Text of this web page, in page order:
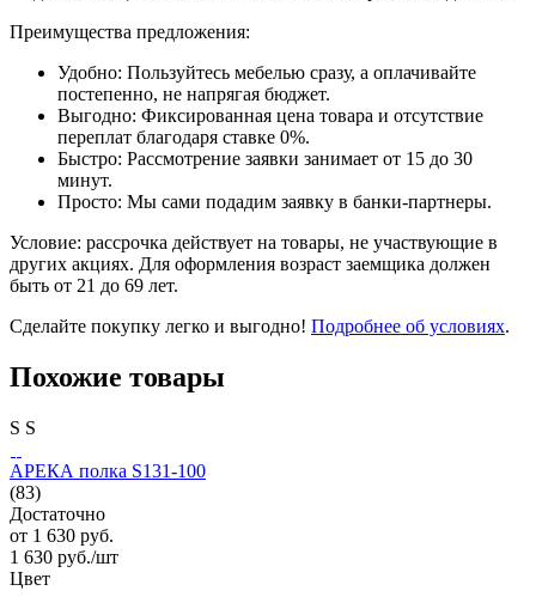
Преимущества предложения:
Удобно: Пользуйтесь мебелью сразу, а оплачивайте
постепенно, не напрягая бюджет.
Выгодно: Фиксированная цена товара и отсутствие
переплат благодаря ставке 0%.
Быстро: Рассмотрение заявки занимает от 15 до 30
минут.
Просто: Мы сами подадим заявку в банки-партнеры.
Условие: рассрочка действует на товары, не участвующие в
других акциях. Для оформления возраст заемщика должен
быть от 21 до 69 лет.
Сделайте покупку легко и выгодно! Подробнее об условиях.
Похожие товары
S S
АРЕКА полка S131-100
(83)
Достаточно
от 1 630 руб.
1 630 руб./шт
Цвет